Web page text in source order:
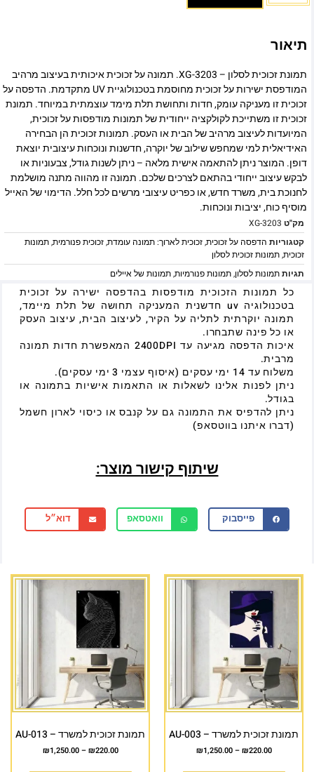
תיאור
תמונת זכוכית לסלון – XG-3203. תמונה על זכוכית איכותית בעיצוב מרהיב
המודפסת ישירות על זכוכית מחוסמת בטכנולוגיית UV מתקדמת. הדפסה על
זכוכית זו מעניקה עומק, חדות ותחושת תלת מימד עוצמתית במיוחד. תמונת
זכוכית זו משתייכת לקולקציה ייחודית של תמונות מודפסות על זכוכית,
המיועדות לעיצוב מרהיב של הבית או העסק. תמונות זכוכית הן הבחירה
האידיאלית למי שמחפש שילוב של יוקרה, חדשנות ונוכחות עיצובית יוצאת
דופן. המוצר ניתן להתאמה אישית מלאה – ניתן לשנות גודל, צבעוניות או
לבקש עיצוב ייחודי בהתאם לצרכים שלכם. תמונה זו מהווה מתנה מושלמת
לחנוכת בית, משרד חדש, או כפריט עיצובי מרשים לכל חלל. הדימוי של האייל
מוסיף כוח, יציבות ונוכחות.
מק"ט XG-3203
קטגוריות הדפסה על זכוכית,זכוכית לארוך: תמונה עומדת,זכוכית פנורמית,תמונות
זכוכית,תמונות זכוכית לסלון
תגיותתמונות לסלון,תמונות פנורמיות,תמונות של איילים
כל תמונות הזכוכית מודפסות בהדפסה ישירה על זכוכית
בטכנולוגיה uv חדשנית המעניקה תחושה של תלת מיימד,
תמונה יוקרתית לתליה על הקיר, לעיצוב הבית, עיצוב העסק
או כל פינה שתבחרו.
איכות הדפסה מגיעה עד 2400DPI המאפשרת חדות תמונה
מרבית.
משלוח עד 14 ימי עסקים (איסוף עצמי 3 ימי עסקים).
ניתן לפנות אלינו לשאלות או התאמות אישיות בתמונה או
בגודל.
ניתן להדפיס את התמונה גם על קנבס או כיסוי לארון חשמל
(דברו איתנו בווטסאפ)
שיתוף קישור מוצר:
פייסבוק וואטסאפ דוא״ל
תמונת זכוכית למשרד – AU-003
₪220.00
–
₪1,250.00
תמונת זכוכית למשרד – AU-013
₪220.00
–
₪1,250.00